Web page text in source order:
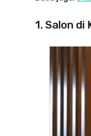
1. Salon